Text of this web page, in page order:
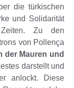
die türkischen
und Solidarität
Zu den
von Pollença
der Mauren und
darstellt und
anlockt. Diese